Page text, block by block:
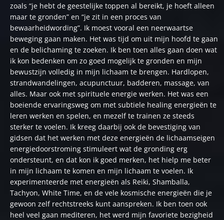
zoals “je hebt de geestelijke toppen al bereikt, je hoeft alleen
maar te gronden” en “je zit in een proces van
bewaarheidwording”. Ik moest vooral een neerwaartse
beweging gaan maken. Het was tijd om uit mijn hoofd te gaan
en de belichaming te zoeken. Ik ben toen alles gaan doen wat
ik kon bedenken om zo goed mogelijk te gronden en mijn
bewustzijn volledig in mijn lichaam te brengen. Hardlopen,
strandwandelingen, acupunctuur, badderen, massage, van
alles. Maar ook met spirituele energie werken. Het was een
boeiende ervaringsweg om met subtiele healing energieën te
leren werken en spelen, en mezelf te trainen ze steeds
sterker te voelen. Ik kreeg daarbij ook de bevestiging van
gidsen dat het werken met deze energieën de lichaamseigen
energiedoorstroming stimuleert wat de gronding erg
ondersteunt, en dat kon ik goed merken, het hielp me beter
in mijn lichaam te komen en mijn lichaam te voelen. Ik
experimenteerde met energieën als Reiki, Shamballa,
Tachyon, White Time, en de vele kosmische energieën die je
gewoon zelf rechtstreeks kunt aanspreken. Ik ben toen ook
heel veel gaan mediteren, het werd mijn favoriete bezigheid